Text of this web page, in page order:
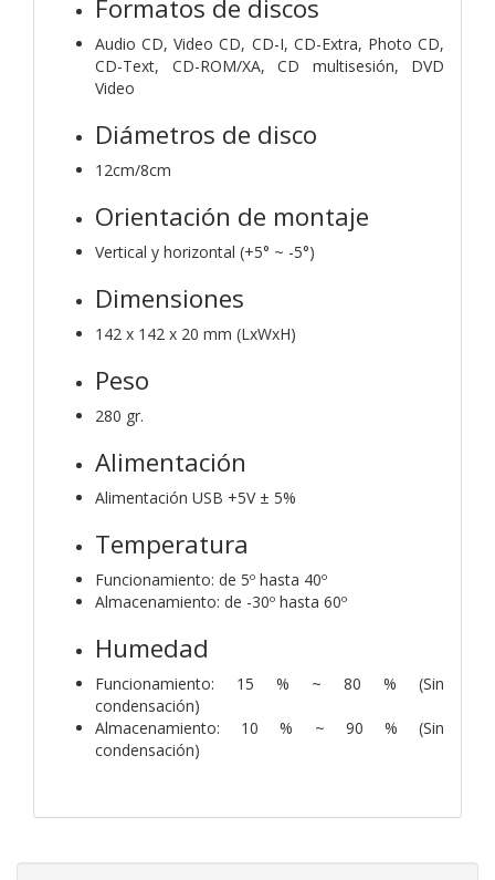
Formatos de discos
Audio CD, Video CD, CD-I, CD-Extra, Photo CD,
CD-Text, CD-ROM/XA, CD multisesión, DVD
Video
Diámetros de disco
12cm/8cm
Orientación de montaje
Vertical y horizontal (+5° ~ -5°)
Dimensiones
142 x 142 x 20 mm (LxWxH)
Peso
280 gr.
Alimentación
Alimentación USB +5V ± 5%
Temperatura
Funcionamiento: de 5º hasta 40º
Almacenamiento: de -30º hasta 60º
Humedad
Funcionamiento: 15 % ~ 80 % (Sin
condensación)
Almacenamiento: 10 % ~ 90 % (Sin
condensación)